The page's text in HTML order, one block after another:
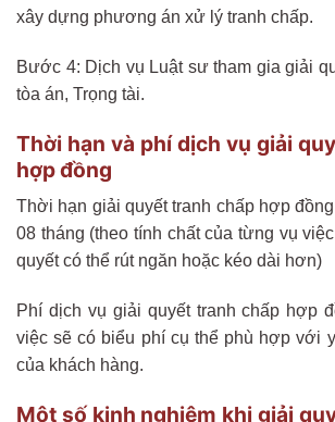
xây dựng phương án xử lý tranh chấp.
Bước 4: Dịch vụ Luật sư tham gia giải
tòa án, Trọng tài.
Thời hạn và phí dịch vụ giải
hợp đồng
Thời hạn giải quyết tranh chấp hợp
08 tháng (theo tính chất của từng vụ
quyết có thể rút ngăn hoặc kéo dài hơn)
Phí dịch vụ giải quyết tranh chấp hợp
việc sẽ có biểu phí cụ thể phù hợp với
của khách hàng.
Một số kinh nghiệm khi giải